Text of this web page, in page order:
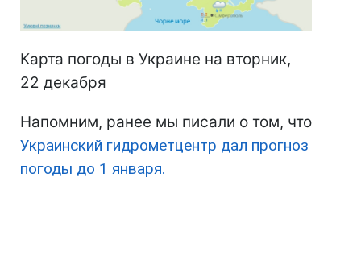
Карта погоды в Украине на вторник,
22 декабря
Напомним, ранее мы писали о том, что
Украинский гидрометцентр дал прогноз
погоды до 1 января.